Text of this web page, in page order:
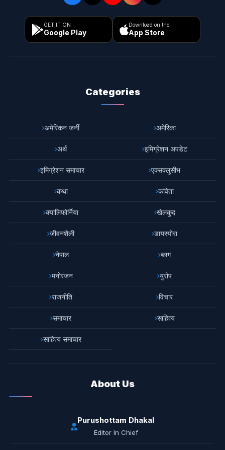
GET IT ON
Google Play
Download on the
App Store
Categories
अमेरिकन जर्नी अमेरिका
अर्थ इमिग्रेशन अपडेट
इमिग्रेशन समाचार एक्सक्लुसीभ
कथा कविता
क्यालिफोर्निया खेलकुद
जीवनशैली डायस्पोरा
नेपाल ब्लग
मनोरंजन युरोप
राजनीति विचार
समाचार साहित्य
साहित्य समाचार
About Us
Purushottam Dhakal
Editor In Chief